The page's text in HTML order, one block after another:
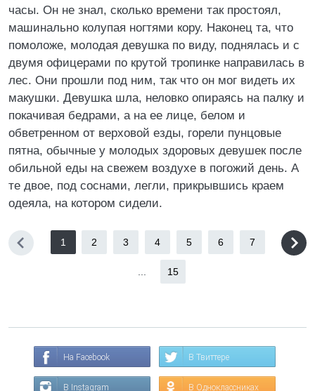
часы. Он не знал, сколько времени так простоял,
машинально колупая ногтями кору. Наконец та, что
помоложе, молодая девушка по виду, поднялась и с
двумя офицерами по крутой тропинке направилась в
лес. Они прошли под ним, так что он мог видеть их
макушки. Девушка шла, неловко опираясь на палку и
покачивая бедрами, а на ее лице, белом и
обветренном от верховой езды, горели пунцовые
пятна, обычные у молодых здоровых девушек после
обильной еды на свежем воздухе в погожий день. А
те двое, под соснами, легли, прикрывшись краем
одеяла, на котором сидели.
1 2 3 4 5 6 7
15
На Facebook В Твиттере
В Instagram В Одноклассниках